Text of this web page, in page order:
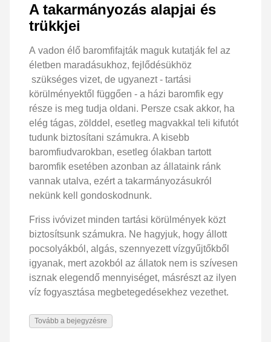
A takarmányozás alapjai és
trükkjei
A vadon élő baromfifajták maguk kutatják fel az
életben maradásukhoz, fejlődésükhöz
szükséges vizet, de ugyanezt - tartási
körülményektől függően - a házi baromfik egy
része is meg tudja oldani. Persze csak akkor, ha
elég tágas, zölddel, esetleg magvakkal teli kifutót
tudunk biztosítani számukra. A kisebb
baromfiudvarokban, esetleg ólakban tartott
baromfik esetében azonban az állataink ránk
vannak utalva, ezért a takarmányozásukról
nekünk kell gondoskodnunk.
Friss ivóvizet minden tartási körülmények közt
biztosítsunk számukra. Ne hagyjuk, hogy állott
pocsolyákból, algás, szennyezett vízgyűjtőkből
igyanak, mert azokból az állatok nem is szívesen
isznak elegendő mennyiséget, másrészt az ilyen
víz fogyasztása megbetegedésekhez vezethet.
Tovább a bejegyzésre